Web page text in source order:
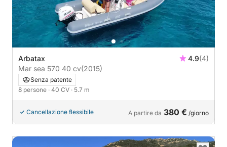
Arbatax 4.9(4)
Mar sea 570 40 cv(2015)
Senza patente
8 persone · 40 CV · 5.7 m
Cancellazione flessibile A partire da 380 € /giorno